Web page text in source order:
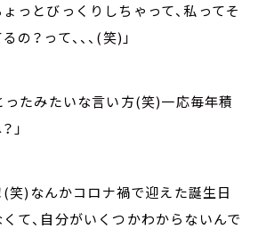
っとびっくりしちゃって、私ってそ
？って、、、(笑)」
ったみたいな言い方(笑)一応毎年積
」
(笑)なんかコロナ禍で迎えた誕生日
て、自分がいくつかわからないんで